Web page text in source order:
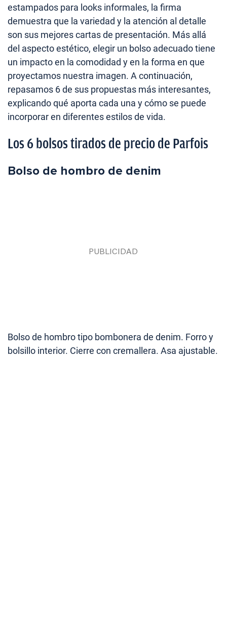
estampados para looks informales, la firma
demuestra que la variedad y la atención al detalle
son sus mejores cartas de presentación. Más allá
del aspecto estético, elegir un bolso adecuado tiene
un impacto en la comodidad y en la forma en que
proyectamos nuestra imagen. A continuación,
repasamos 6 de sus propuestas más interesantes,
explicando qué aporta cada una y cómo se puede
incorporar en diferentes estilos de vida.
Los 6 bolsos tirados de precio de Parfois
Bolso de hombro de denim
Bolso de hombro tipo bombonera de denim. Forro y
bolsillo interior. Cierre con cremallera. Asa ajustable.